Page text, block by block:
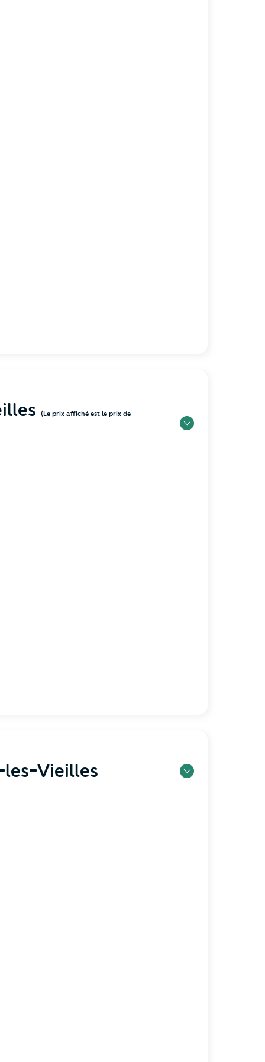
(Le prix affiché est le prix de
les-Vieilles